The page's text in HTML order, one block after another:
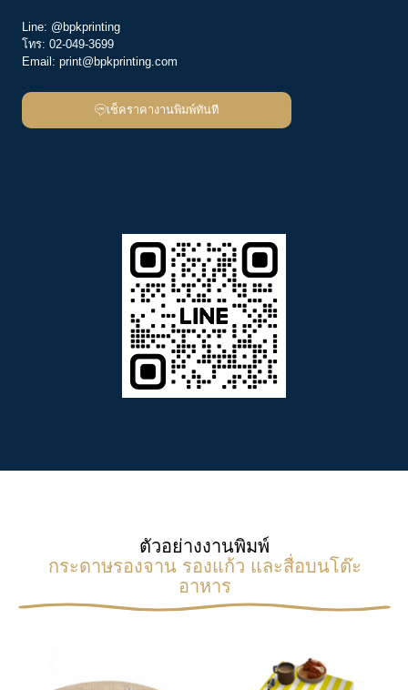
Line: @bpkprinting
โทร: 02-049-3699
Email: print@bpkprinting.com
เช็คราคางานพิมพ์ทันที
ตัวอย่างงานพิมพ์
กระดาษรองจาน รองแก้ว และสื่อบนโต๊ะ
อาหาร